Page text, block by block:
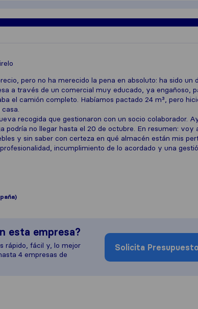
pero no ha merecido la pena en absoluto: ha sido un
a través de un comercial muy educado, ya engañoso,
el camión completo. Habíamos pactado 24 m³, pero
recogida que gestionaron con un socio colaborador.
podría no llegar hasta el 20 de octubre. En resumen: voy
y sin saber con certeza en qué almacén están mis
incumplimiento de lo acordado y una
esta empresa?
rápido, fácil y, lo mejor
4 empresas de
Solicita